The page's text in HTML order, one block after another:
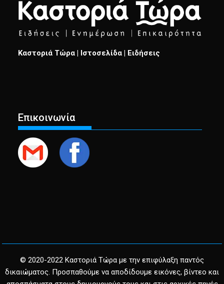
Καστοριά Τώρα | Ιστοσελίδα | Ειδήσεις
Επικοινωνία
© 2020-2022 Καστοριά Τώρα με την επιφύλαξη παντός
δικαιώματος. Προσπαθούμε να αποδίδουμε εικόνες, βίντεο και